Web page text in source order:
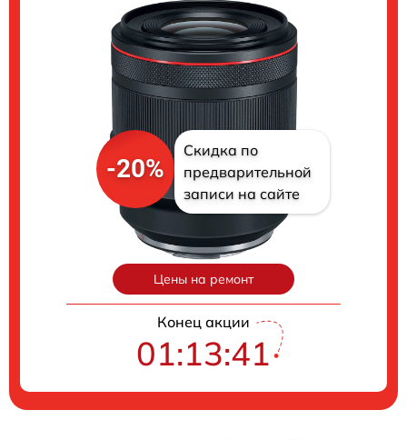
-20%
Скидка по
предварительной
записи на сайте
Цены на ремонт
Конец акции
01:13:40